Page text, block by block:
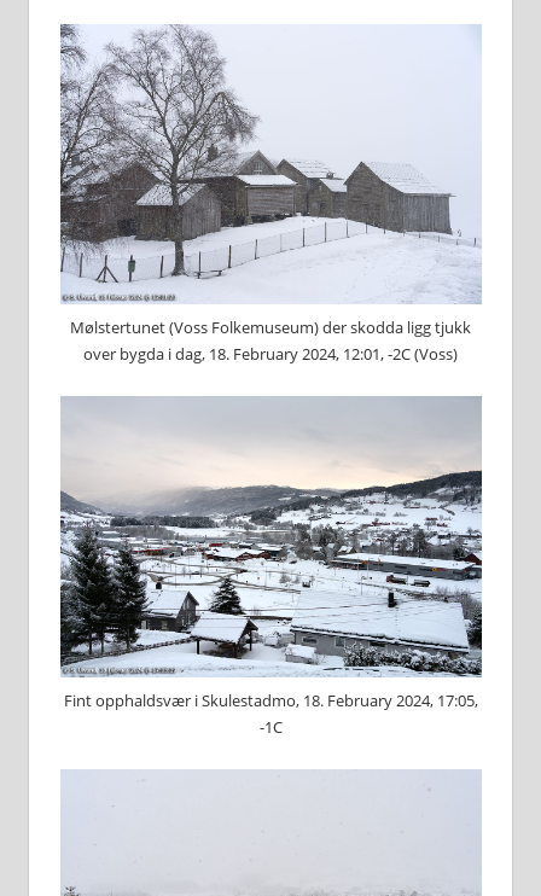
Mølstertunet (Voss Folkemuseum) der skodda ligg tjukk
over bygda i dag, 18. February 2024, 12:01, -2C (Voss)
Fint opphaldsvær i Skulestadmo, 18. February 2024, 17:05,
-1C